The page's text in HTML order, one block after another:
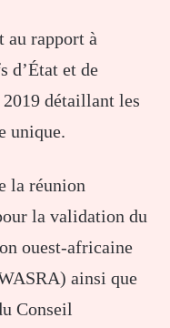
au rapport à
d’État et de
détaillant les
unique.
la réunion
la validation du
ouest-africaine
ainsi que
Conseil